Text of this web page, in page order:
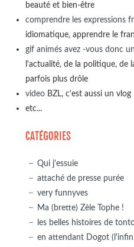
beauté et bien-être
comprendre les expressions
idiomatique, apprendre le
gif animés avez -vous donc
l'actualité, de la politique, de
parfois plus drôle
videoBZL, c'est aussi un vlog
etc...
CATÉGORIES
Qui j'essuie
attaché de presse purée
very funnyves
Ma (brette) Zèle Tophe !
les belles histoires de
en attendant Dogot